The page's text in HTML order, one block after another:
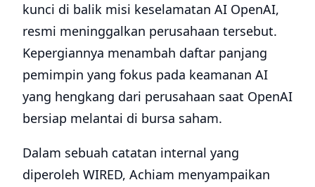
kunci di balik misi keselamatan AI OpenAI,
resmi meninggalkan perusahaan tersebut.
Kepergiannya menambah daftar panjang
pemimpin yang fokus pada keamanan AI
yang hengkang dari perusahaan saat OpenAI
bersiap melantai di bursa saham.
Dalam sebuah catatan internal yang
diperoleh WIRED, Achiam menyampaikan